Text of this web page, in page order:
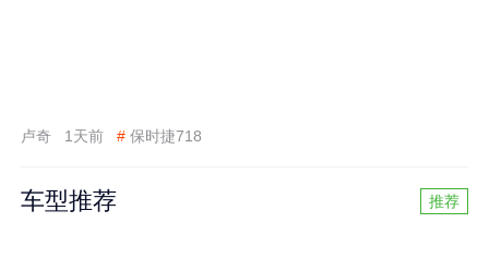
卢奇 1天前 # 保时捷718
车型推荐 推荐